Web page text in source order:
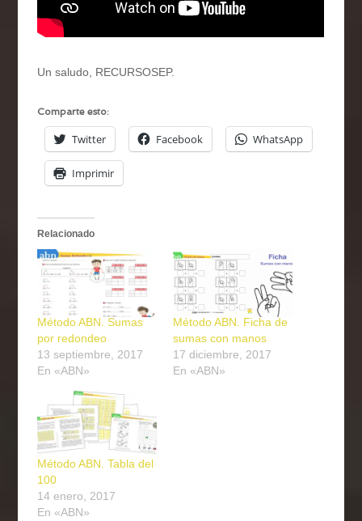
Un saludo, RECURSOSEP.
Comparte esto:
Twitter Facebook WhatsApp
Imprimir
Relacionado
Método ABN. Sumas
por redondeo
13 septiembre, 2017
En «ABN»
Método ABN. Ficha de
sumas con manos
17 diciembre, 2017
En «ABN»
Método ABN. Tabla del
100
14 enero, 2017
En «ABN»